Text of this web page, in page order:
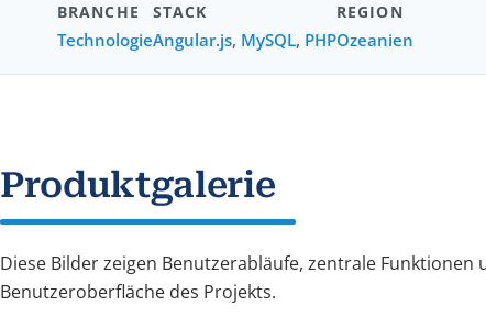
BRANCHE
Technologie
STACK
Angular.js, MySQL, PHP
REGION
Ozeanien
Produktgalerie
Diese Bilder zeigen Benutzerabläufe, zentrale Funktionen
Benutzeroberfläche des Projekts.